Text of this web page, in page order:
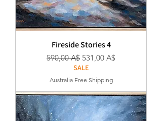
Fireside Stories 4
Κανονική τιμή
590,00 A$ Τιμή Έκπτωσης
531,00 A$
SALE
Australia Free Shipping